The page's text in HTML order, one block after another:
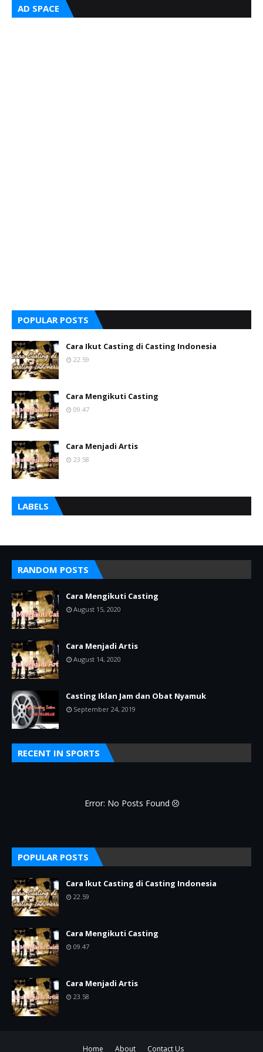
AD SPACE
POPULAR POSTS
Cara Ikut Casting di Casting Indonesia
22.59
Cara Mengikuti Casting
09.47
Cara Menjadi Artis
23.58
LABELS
RANDOM POSTS
Cara Mengikuti Casting
August 15, 2020
Cara Menjadi Artis
August 14, 2020
Casting Iklan Jam dan Obat Nyamuk
September 24, 2019
RECENT IN SPORTS
Error: No Posts Found
POPULAR POSTS
Cara Ikut Casting di Casting Indonesia
22.59
Cara Mengikuti Casting
09.47
Cara Menjadi Artis
23.58
Home About Contact Us